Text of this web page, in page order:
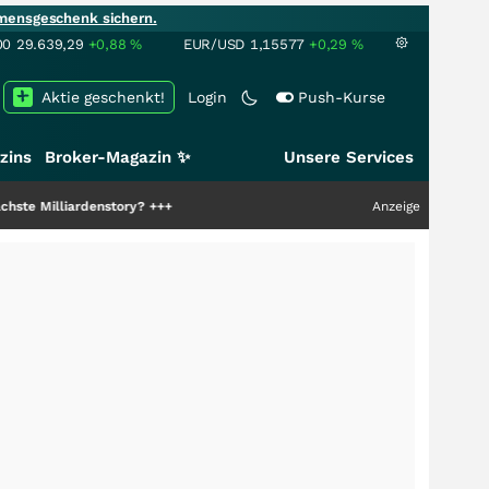
sichern.
29.639,29 +0,88% EUR/USD 1,15577 +0,29 %
Login Push-Kurse
Aktie geschenkt!
Broker-Magazin ✨ Unsere Services
+++ Anzeige